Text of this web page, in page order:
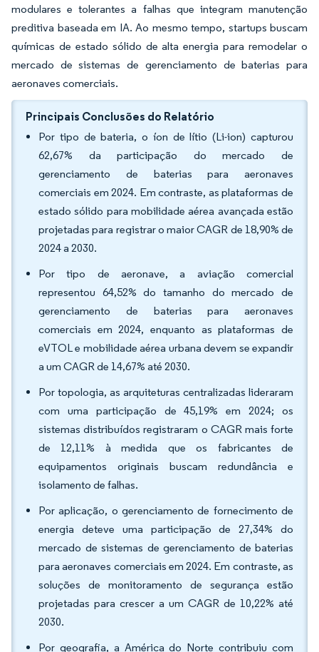
modulares e tolerantes a falhas que integram manutenção
preditiva baseada em IA. Ao mesmo tempo, startups buscam
químicas de estado sólido de alta energia para remodelar o
mercado de sistemas de gerenciamento de baterias para
aeronaves comerciais.
Principais Conclusões do Relatório
Por tipo de bateria, o íon de lítio (Li-ion) capturou
62,67% da participação do mercado de
gerenciamento de baterias para aeronaves
comerciais em 2024. Em contraste, as plataformas de
estado sólido para mobilidade aérea avançada estão
projetadas para registrar o maior CAGR de 18,90% de
2024 a 2030.
Por tipo de aeronave, a aviação comercial
representou 64,52% do tamanho do mercado de
gerenciamento de baterias para aeronaves
comerciais em 2024, enquanto as plataformas de
eVTOL e mobilidade aérea urbana devem se expandir
a um CAGR de 14,67% até 2030.
Por topologia, as arquiteturas centralizadas lideraram
com uma participação de 45,19% em 2024; os
sistemas distribuídos registraram o CAGR mais forte
de 12,11% à medida que os fabricantes de
equipamentos originais buscam redundância e
isolamento de falhas.
Por aplicação, o gerenciamento de fornecimento de
energia deteve uma participação de 27,34% do
mercado de sistemas de gerenciamento de baterias
para aeronaves comerciais em 2024. Em contraste, as
soluções de monitoramento de segurança estão
projetadas para crescer a um CAGR de 10,22% até
2030.
Por geografia, a América do Norte contribuiu com